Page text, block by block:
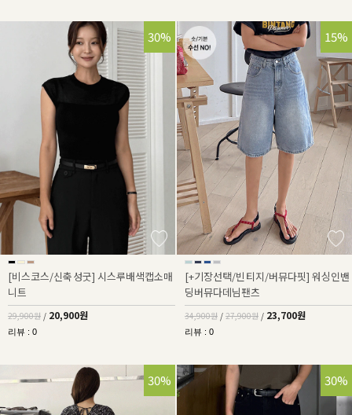
30%
[비스코스/신축성굿] 시스루배색캡소매
니트
29,900원 / 20,900원
리뷰 : 0
32%
15%
[+기장선택/빈티지/버뮤다핏] 워싱인밴
딩버뮤다데님팬츠
34,900원 / 27,900원 / 23,700원
리뷰 : 0
30% 30%